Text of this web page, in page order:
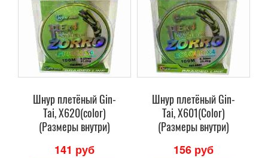
Шнур плетёный Gin-
Tai, X620(color)
(Размеры внутри)
141 руб
Шнур плетёный Gin-
Tai, X601(Color)
(Размеры внутри)
156 руб